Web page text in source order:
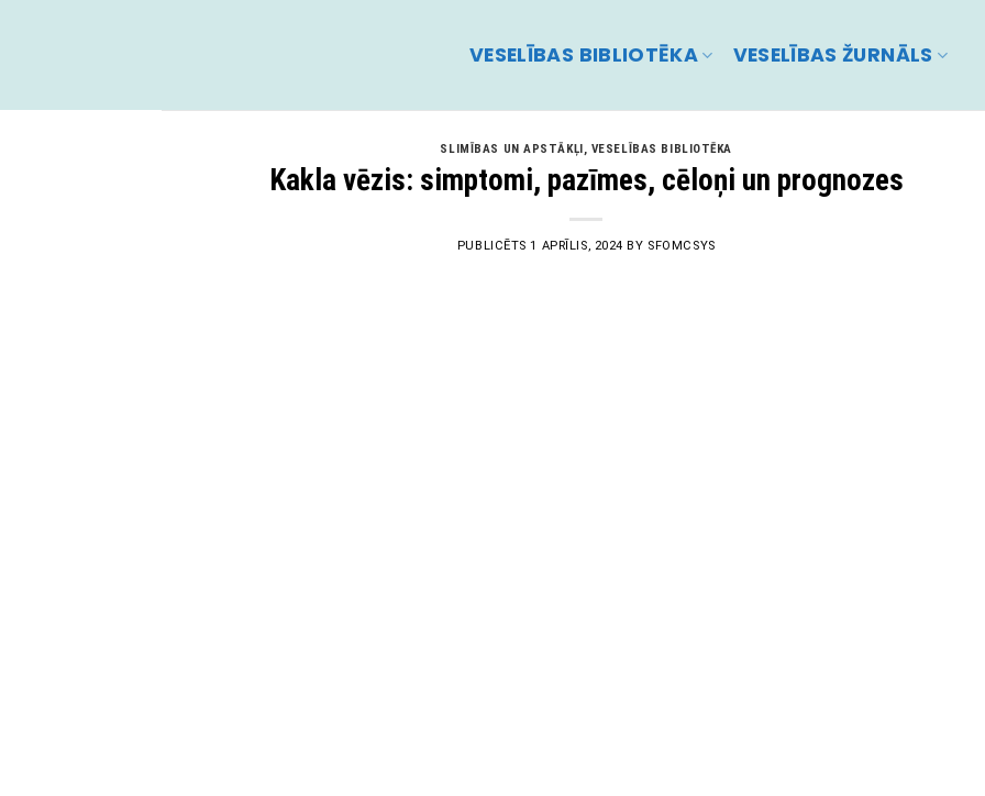
VESELĪBAS BIBLIOTĒKA VESELĪBAS ŽURNĀLS
SLIMĪBAS UN APSTĀKĻI, VESELĪBAS BIBLIOTĒKA
Kakla vēzis: simptomi, pazīmes, cēloņi un prognozes
PUBLICĒTS1 APRĪLIS, 2024 BY SFOMCSYS